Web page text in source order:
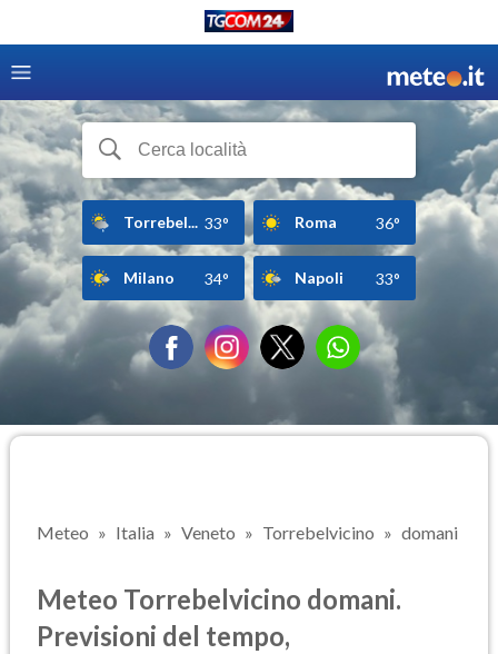
Torrebel... 33° Roma 36°
Milano 34° Napoli 33°
Meteo Italia Veneto Torrebelvicino domani
Meteo Torrebelvicino domani.
Previsioni del tempo,